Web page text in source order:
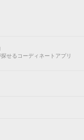
せるコーディネートアプリ